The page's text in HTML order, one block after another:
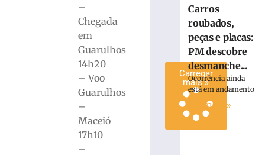
–
Chegada
em
Guarulhos
14h20
– Voo
Guarulhos
–
Maceió
17h10
–
Carregar
mais »
Carros
roubados,
peças e placas:
PM descobre
desmanche...
Ocorrência ainda
está em andamento
Ler mais »